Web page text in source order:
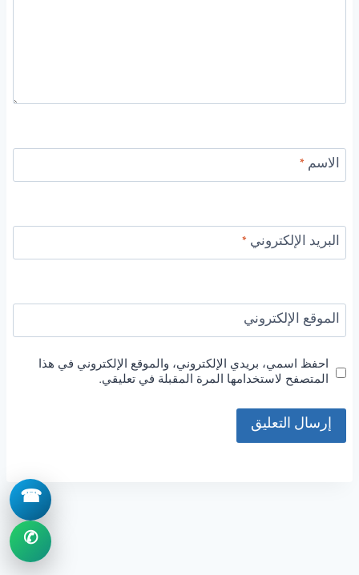
الاسم*
البريد الإلكتروني*
الموقع الإلكتروني
احفظ اسمي، بريدي الإلكتروني، والموقع الإلكتروني في هذا
المتصفح لاستخدامها المرة المقبلة في تعليقي.
☎
✆